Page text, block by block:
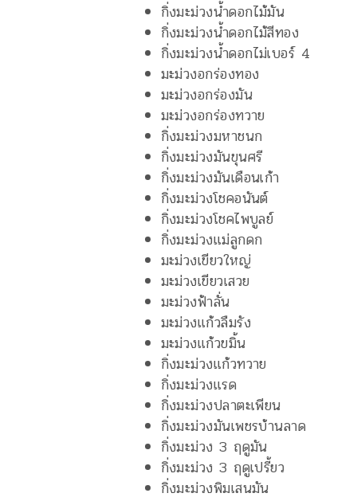
กิ่งมะม่วงน้ำดอกไม้มัน
กิ่งมะม่วงน้ำดอกไม้สีทอง
กิ่งมะม่วงน้ำดอกไม่เบอร์ 4
มะม่วงอกร่องทอง
มะม่วงอกร่องมัน
มะม่วงอกร่องทวาย
กิ่งมะม่วงมหาชนก
กิ่งมะม่วงมันขุนศรี
กิ่งมะม่วงมันเดือนเก้า
กิ่งมะม่วงโชคอนันต์
กิ่งมะม่วงโชคไพบูลย์
กิ่งมะม่วงแม่ลูกดก
มะม่วงเขียวใหญ่
มะม่วงเขียวเสวย
มะม่วงฟ้าลั่น
มะม่วงแก้วลืมรัง
มะม่วงแก้วขมิ้น
กิ่งมะม่วงแก้วทวาย
กิ่งมะม่วงแรด
กิ่งมะม่วงปลาตะเพียน
กิ่งมะม่วงมันเพชรบ้านลาด
กิ่งมะม่วง 3 ฤดูมัน
กิ่งมะม่วง 3 ฤดูเปรี้ยว
กิ่งมะม่วงพิมเสนมัน